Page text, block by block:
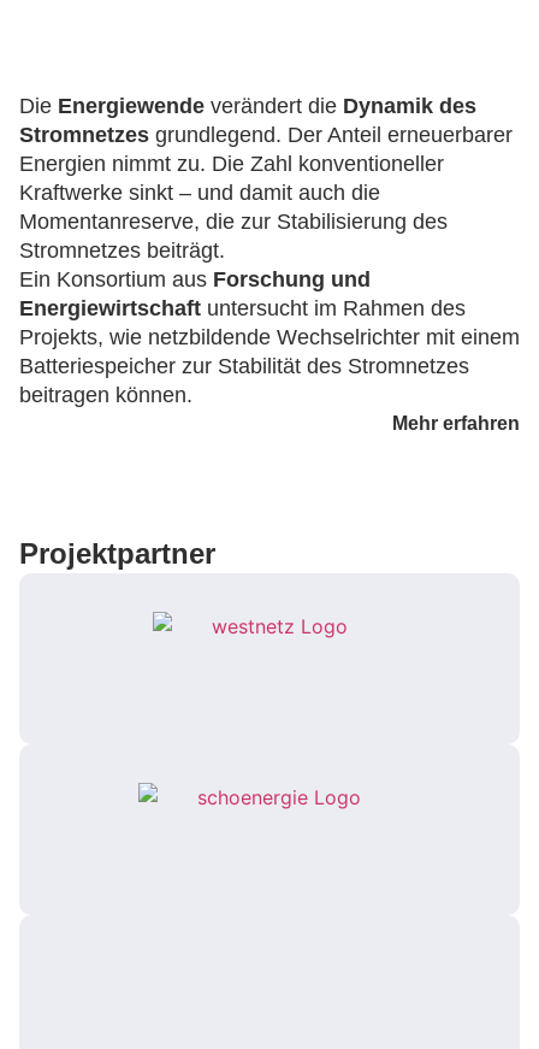
Die Energiewende verändert die Dynamik des
Stromnetzes grundlegend. Der Anteil erneuerbarer
Energien nimmt zu. Die Zahl konventioneller
Kraftwerke sinkt – und damit auch die
Momentanreserve, die zur Stabilisierung des
Stromnetzes beiträgt.
Ein Konsortium aus Forschung und
Energiewirtschaft untersucht im Rahmen des
Projekts, wie netzbildende Wechselrichter mit einem
Batteriespeicher zur Stabilität des Stromnetzes
beitragen können.
Mehr erfahren
Projektpartner